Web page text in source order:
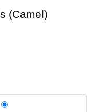
(Camel)